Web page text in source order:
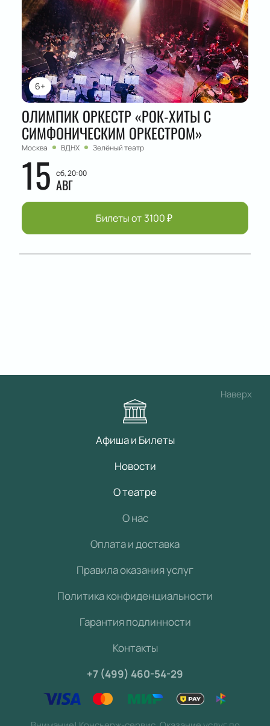
6+
ОЛИМПИК ОРКЕСТР «РОК-ХИТЫ С
СИМФОНИЧЕСКИМ ОРКЕСТРОМ»
Москва ВДНХ Зелёный театр
15 сб, 20:00
АВГ
Билеты от 3100₽
Наверх
Афиша и Билеты
Новости
О театре
О нас
Оплата и доставка
Правила оказания услуг
Политика конфиденциальности
Гарантия подлинности
Контакты
+7 (499) 460-54-29